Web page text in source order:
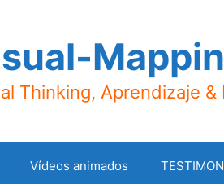
Thinking, Aprendizaje &
Vídeos animados